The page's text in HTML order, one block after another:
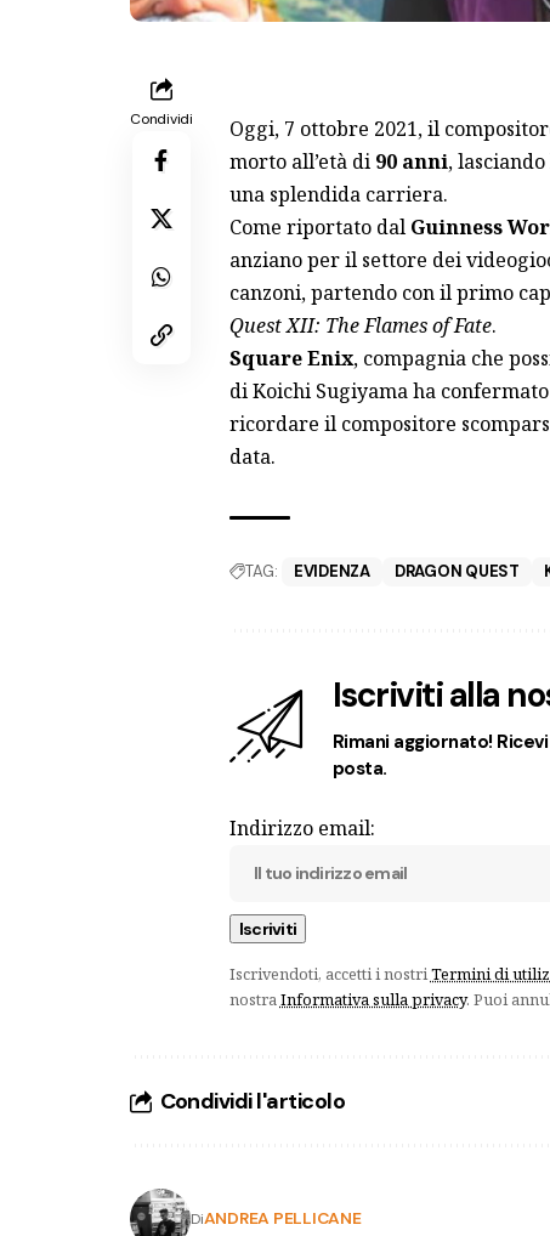
Condividi Oggi, 7 ottobre 2021, il
morto all’età di 90 anni,
una splendida carriera.
Come riportato dal Guinness
anziano per il settore dei
canzoni, partendo con il primo
Quest XII: The Flames of Fate.
Square Enix, compagnia che
di Koichi Sugiyama ha
ricordare il compositore
data.
TAG: EVIDENZA DRAGON QUEST
Iscriviti alla
Rimani aggiornato!
posta.
Indirizzo email:
Iscrivendoti, accetti i nostriTermini di
nostraInformativa sulla privacy. Puoi
Condividi l'articolo
DiANDREA PELLICANE